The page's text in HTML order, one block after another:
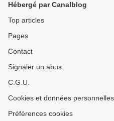
Hébergé par Canalblog
Top articles
Pages
Contact
Signaler un abus
C.G.U.
Cookies et données personnelles
Préférences cookies